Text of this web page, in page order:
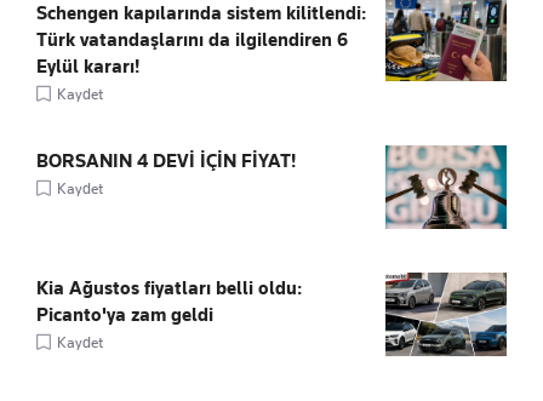
Schengen kapılarında sistem kilitlendi:
Türk vatandaşlarını da ilgilendiren 6
Eylül kararı!
Kaydet
BORSANIN 4 DEVİ İÇİN FİYAT!
Kaydet
Kia Ağustos fiyatları belli oldu:
Picanto'ya zam geldi
Kaydet